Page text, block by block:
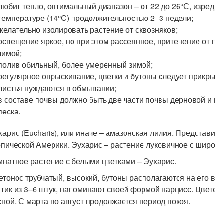
тепло, оптимальный диапазон – от 22 до 26°С,
(14°С) продолжительностью 2–3 недели;
изолировать растение от сквозняков;
яркое, но при этом рассеянное, притенение
обильный, более умеренный зимой;
опрыскивание, цветки и бутоны следует
нуждаются в обмывании;
составе почвы должно быть две части почвы дерновой
(Eucharis), или иначе – амазонская лилия.
Америки. Эухарис – растение луковичное с
растение с белыми цветками – Эухарис.
трубчатый, высокий, бутоны располагаются на
из 3–6 штук, напоминают своей формой нарцисс.
С марта по август продолжается период покоя.